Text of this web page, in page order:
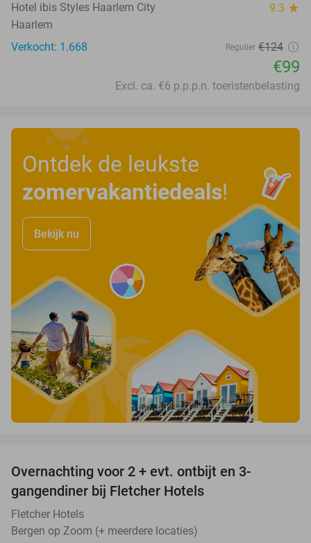
Hotel ibis Styles Haarlem City 9.3 star
Haarlem
Verkocht: 1.668
Regulier €124
€99
Excl. ca. €6 p.p.p.n. toeristenbelasting
Ontdek de leukste
zomervakantiedeals!
Bekijk nu
Overnachting voor 2 + evt. ontbijt en 3-
gangendiner bij Fletcher Hotels
Fletcher Hotels
Bergen op Zoom (+ meerdere locaties)